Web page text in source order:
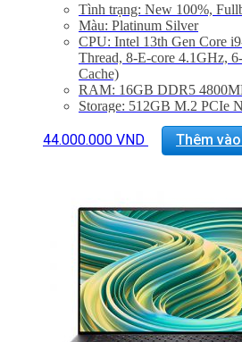
Tình trạng: New 100%,
Màu: Platinum Silver
CPU: Intel 13th Gen Core
Thread, 8-E-core 4.1GHz,
Cache)
RAM: 16GB DDR5
Storage: 512GB M.2 PCIe
Non-Touch Anti-Glare 500-
VGA: NVIDIA GeForce
44.000.000 VND Thêm